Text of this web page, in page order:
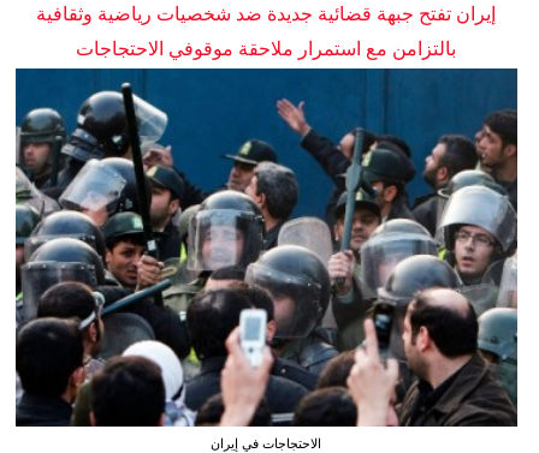
إيران تفتح جبهة قضائية جديدة ضد شخصيات رياضية وثقافية
بالتزامن مع استمرار ملاحقة موقوفي الاحتجاجات
الاحتجاجات في إيران